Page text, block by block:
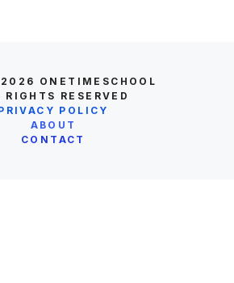
ONETIMESCHOOL
RIGHTS RESERVED
POLICY
ABOUT
CONTACT